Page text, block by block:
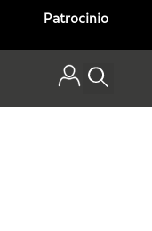
Patrocinio